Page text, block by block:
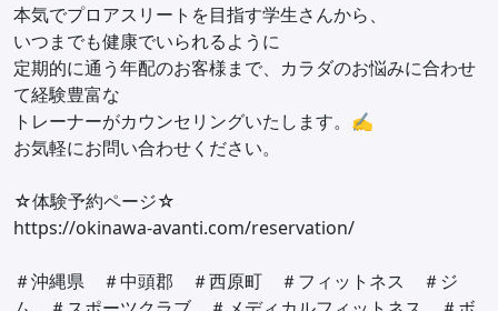
本気でプロアスリートを目指す学生さんから、
いつまでも健康でいられるように
定期的に通う年配のお客様まで、カラダのお悩みに合わせ
て経験豊富な
トレーナーがカウンセリングいたします。✍
お気軽にお問い合わせください。
☆体験予約ページ☆
https://okinawa-avanti.com/reservation/
＃沖縄県 ＃中頭郡 ＃西原町 ＃フィットネス ＃ジ